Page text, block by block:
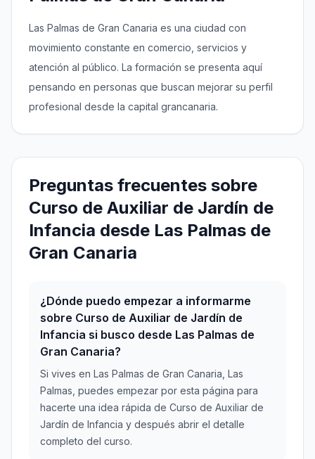
Las Palmas de Gran Canaria es una ciudad con
movimiento constante en comercio, servicios y
atención al público. La formación se presenta aquí
pensando en personas que buscan mejorar su perfil
profesional desde la capital grancanaria.
Preguntas frecuentes sobre
Curso de Auxiliar de Jardín de
Infancia desde Las Palmas de
Gran Canaria
¿Dónde puedo empezar a informarme
sobre Curso de Auxiliar de Jardín de
Infancia si busco desde Las Palmas de
Gran Canaria?
Si vives en Las Palmas de Gran Canaria, Las
Palmas, puedes empezar por esta página para
hacerte una idea rápida de Curso de Auxiliar de
Jardín de Infancia y después abrir el detalle
completo del curso.